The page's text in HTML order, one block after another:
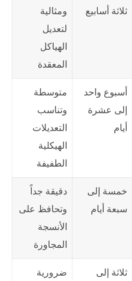
ثلاثة أسابيع
ومثالية
لتعديل
الهياكل
المعقدة
أسبوع واحد
إلى عشرة
أيام
متوسطة
وتناسب
التعديلات
الهيكلية
الطفيفة
خمسة إلى
سبعة أيام
دقيقة جداً
وتحافظ على
الأنسجة
المجاورة
ثلاثة إلى
ضرورية